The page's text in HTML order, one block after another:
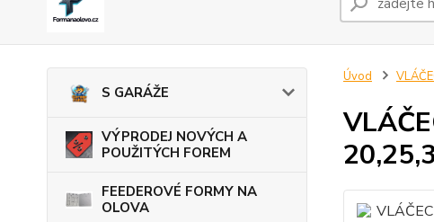
S GARÁŽE
VÝPRODEJ NOVÝCH A
POUŽITÝCH FOREM
FEEDEROVÉ FORMY NA
OLOVA
Úvod